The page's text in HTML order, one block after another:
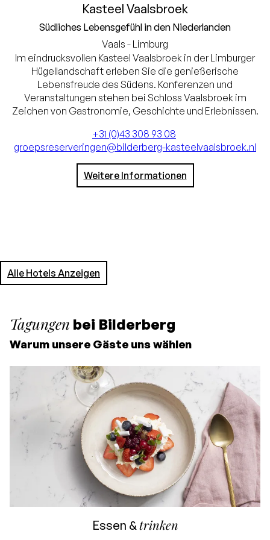
Kasteel Vaalsbroek
Südliches Lebensgefühl in den Niederlanden
Vaals - Limburg
Im eindrucksvollen Kasteel Vaalsbroek in der Limburger
Hügellandschaft erleben Sie die genießerische
Lebensfreude des Südens. Konferenzen und
Veranstaltungen stehen bei Schloss Vaalsbroek im
Zeichen von Gastronomie, Geschichte und Erlebnissen.
+31 (0)43 308 93 08
groepsreserveringen@bilderberg-kasteelvaalsbroek.nl
Weitere Informationen
Alle Hotels Anzeigen
Tagungen bei Bilderberg
Warum unsere Gäste uns wählen
Essen & trinken